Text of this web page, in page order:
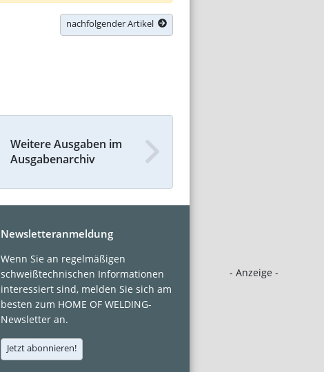
- Anzeige -
nachfolgender Artikel
Weitere Ausgaben im
Ausgabenarchiv
Newsletteranmeldung
Wenn Sie an regelmäßigen
schweißtechnischen Informationen
interessiert sind, melden Sie sich am
besten zum HOME OF WELDING-
Newsletter an.
Jetzt abonnieren!